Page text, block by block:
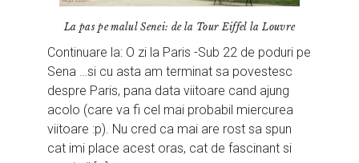
La pas pe malul Senei: de la Tour Eiffel la Louvre
Continuare la: O zi la Paris -Sub 22 de poduri pe
Sena …si cu asta am terminat sa povestesc
despre Paris, pana data viitoare cand ajung
acolo (care va fi cel mai probabil miercurea
viitoare :p). Nu cred ca mai are rost sa spun
cat imi place acest oras, cat de fascinant si